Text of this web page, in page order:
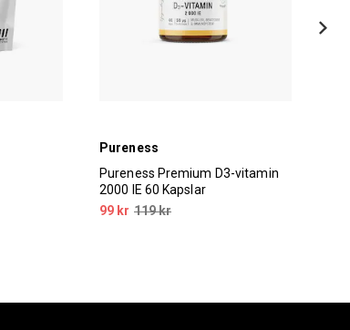
Pureness
Pureness Premium D3-vitamin
2000 IE 60 Kapslar
99 kr 119 kr